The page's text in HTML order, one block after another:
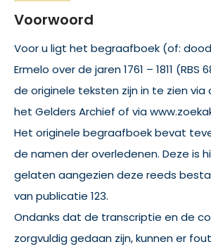
Voorwoord
Voor u ligt het begraafboek (of:
Ermelo over de jaren 1761 – 1811 (RBS
de originele teksten zijn in te zien
het Gelders Archief of via
Het originele begraafboek bevat
de namen der overledenen. Deze is
gelaten aangezien deze reeds
van publicatie 123.
Ondanks dat de transcriptie en de
zorgvuldig gedaan zijn, kunnen er